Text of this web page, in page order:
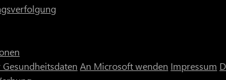
An Microsoft wenden Impressum